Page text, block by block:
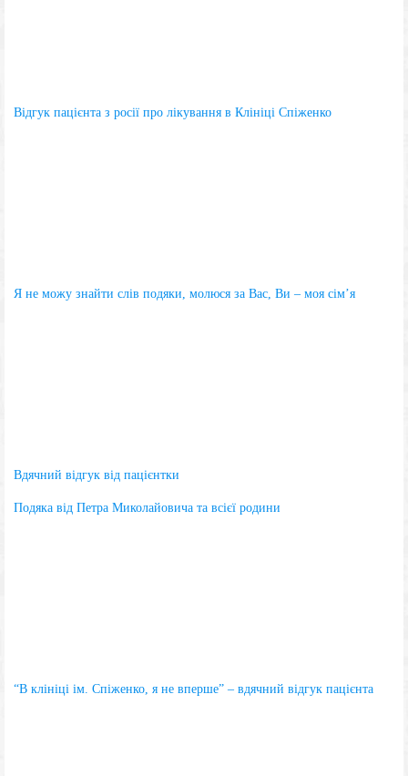
Відгук пацієнта з росії про лікування в Клініці Спіженко
Я не можу знайти слів подяки, молюся за Вас, Ви – моя сім’я
Вдячний відгук від пацієнтки
Подяка від Петра Миколайовича та всієї родини
“В клініці ім. Спіженко, я не вперше” – вдячний відгук пацієнта